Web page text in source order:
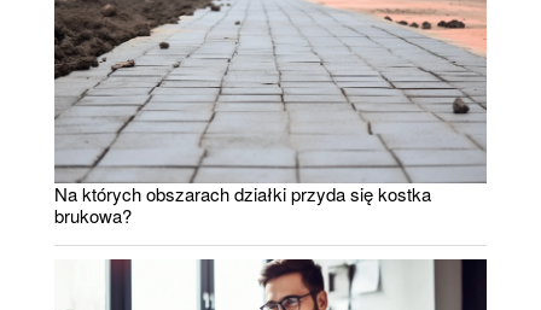
Na których obszarach działki przyda się kostka
brukowa?